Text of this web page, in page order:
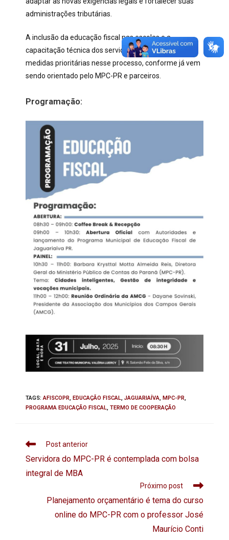
administrações tributárias.
A inclusão da educação fiscal nas escolas e a
capacitação técnica dos servidores públicos são
medidas prioritárias nesse processo, conforme já vem
sendo orientado pelo MPC-PR e parceiros.
Programação:
TAGS:AFISCOPR, EDUCAÇÃO FISCAL, JAGUARIAÍVA, MPC-PR,
PROGRAMA EDUCAÇÃO FISCAL, TERMO DE COOPERAÇÃO
Post anterior
Servidora do MPC-PR é contemplada com bolsa
integral de MBA
Próximo post
Planejamento orçamentário é tema do curso
online do MPC-PR com o professor José
Maurício Conti